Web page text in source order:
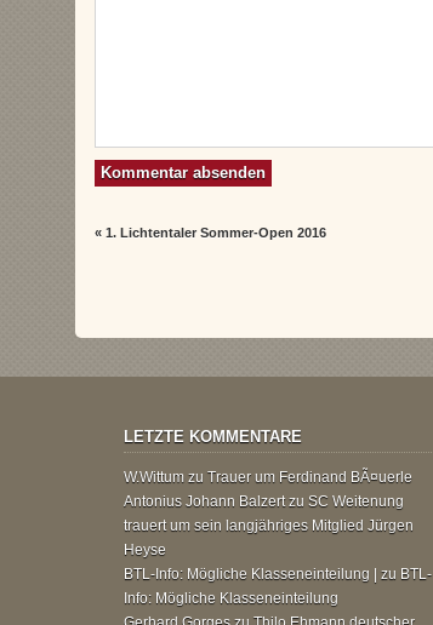
«1. Lichtentaler Sommer-Open 2016
LETZTE KOMMENTARE
W.Wittum zu Trauer um Ferdinand BÃ¤uerle
Antonius Johann Balzertzu SC Weitenung
trauert um sein langjähriges Mitglied Jürgen
Heyse
BTL-Info: Mögliche Klasseneinteilung | zu BTL-
Info: Mögliche Klasseneinteilung